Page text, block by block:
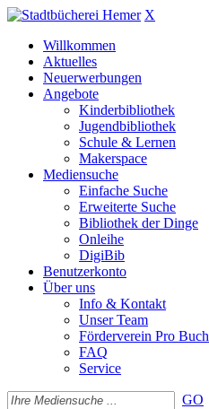
X
Willkommen
Aktuelles
Neuerwerbungen
Angebote
Kinderbibliothek
Jugendbibliothek
Schule & Lernen
Makerspace
Mediensuche
Einfache Suche
Erweiterte Suche
Bibliothek der Dinge
Onleihe
DigiBib
Benutzerkonto
Über uns
Info & Kontakt
Unser Team
Förderverein Pro Buch
FAQ
Service
GO